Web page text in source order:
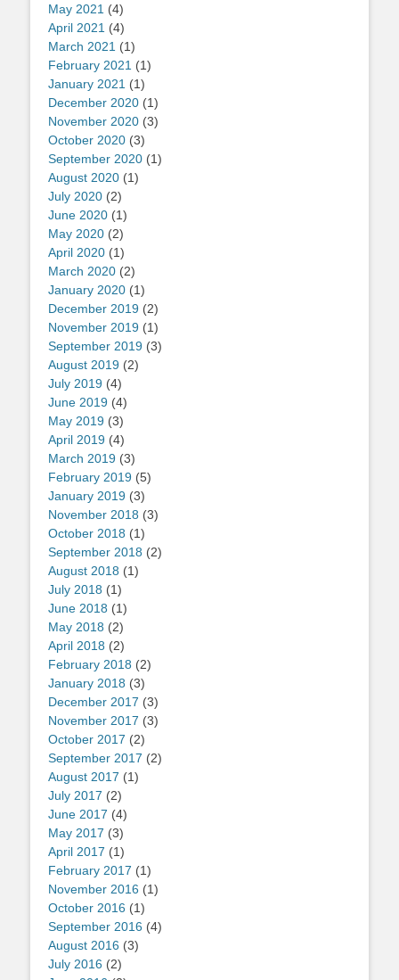
May 2021 (4)
April 2021 (4)
March 2021 (1)
February 2021 (1)
January 2021 (1)
December 2020 (1)
November 2020 (3)
October 2020 (3)
September 2020 (1)
August 2020 (1)
July 2020 (2)
June 2020 (1)
May 2020 (2)
April 2020 (1)
March 2020 (2)
January 2020 (1)
December 2019 (2)
November 2019 (1)
September 2019 (3)
August 2019 (2)
July 2019 (4)
June 2019 (4)
May 2019 (3)
April 2019 (4)
March 2019 (3)
February 2019 (5)
January 2019 (3)
November 2018 (3)
October 2018 (1)
September 2018 (2)
August 2018 (1)
July 2018 (1)
June 2018 (1)
May 2018 (2)
April 2018 (2)
February 2018 (2)
January 2018 (3)
December 2017 (3)
November 2017 (3)
October 2017 (2)
September 2017 (2)
August 2017 (1)
July 2017 (2)
June 2017 (4)
May 2017 (3)
April 2017 (1)
February 2017 (1)
November 2016 (1)
October 2016 (1)
September 2016 (4)
August 2016 (3)
July 2016 (2)